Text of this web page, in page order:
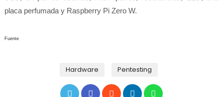
placa perfumada y Raspberry Pi Zero W.
Fuente
Hardware Pentesting